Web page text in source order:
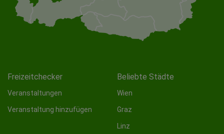
Freizeitchecker
Veranstaltungen
Veranstaltung hinzufügen
Beliebte Städte
Wien
Graz
Linz